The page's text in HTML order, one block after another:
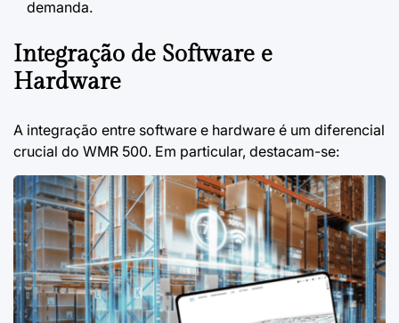
demanda.
Integração de Software e
Hardware
A integração entre software e hardware é um diferencial
crucial do WMR 500. Em particular, destacam-se: